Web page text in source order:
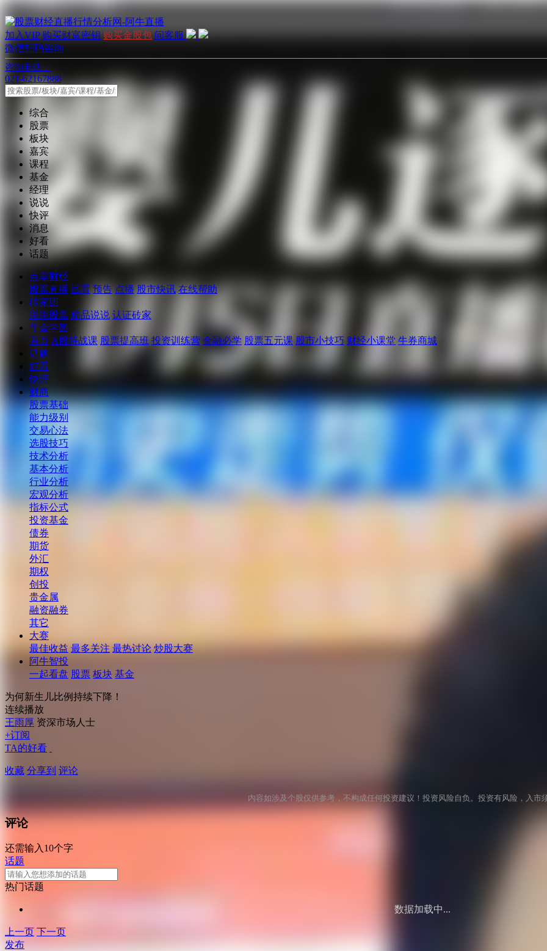
加入VIP 购买财富密钥 购买金股包 问客服
微信扫码咨询
咨询电话：
021-62167888
综合
股票
板块
嘉宾
课程
基金
经理
说说
快评
消息
好看
话题
点掌财经
股票直播 回看 预告 点播 股市快讯 在线帮助
砖家团
说说股票 精品说说 认证砖家
牛金学园
首页 A股特战课 股票提高班 投资训练营 金融必学 股票五元课 股市小技巧 财经小课堂 牛券商城
话题
好看
快评
财商
股票基础
能力级别
交易心法
选股技巧
技术分析
基本分析
行业分析
宏观分析
指标公式
投资基金
债券
期货
外汇
期权
创投
贵金属
融资融券
其它
大赛
最佳收益 最多关注 最热讨论 炒股大赛
阿牛智投
一起看盘 股票 板块 基金
为何新生儿比例持续下降！
连续播放
王雨厚 资深市场人士
+订阅
TA的好看
收藏 分享到 评论
内容如涉及个股仅供参考，不构成任何投资建议！投资风险自负。投资有风险，入市
评论
还需输入10个字
话题
热门话题
数据加载中...
上一页 下一页
发布